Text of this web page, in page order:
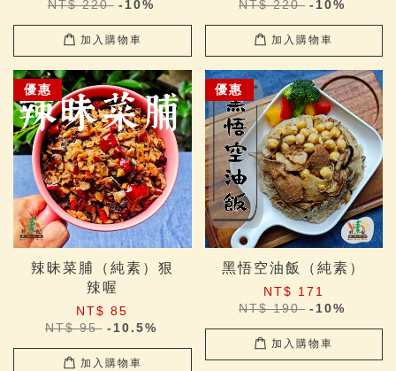
NT$ 220 -10%
加入購物車
NT$ 220 -10%
加入購物車
優惠
辣昧菜脯（純素）狠
辣喔
NT$ 85
NT$ 95 -10.5%
加入購物車
優惠
黑悟空油飯（純素）
NT$ 171
NT$ 190 -10%
加入購物車